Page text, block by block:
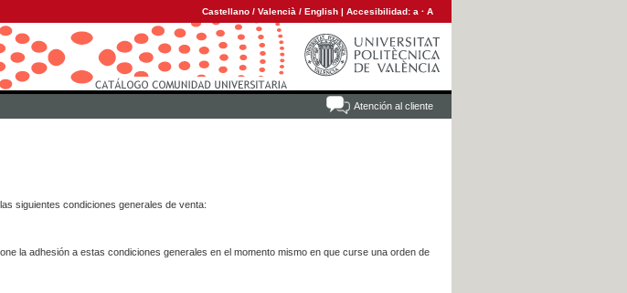
Castellano / Valencià / English | Accesibilidad: a · A
Atención al cliente
siguientes condiciones generales de venta:
la adhesión a estas condiciones generales en el momento mismo en que curse una orden de